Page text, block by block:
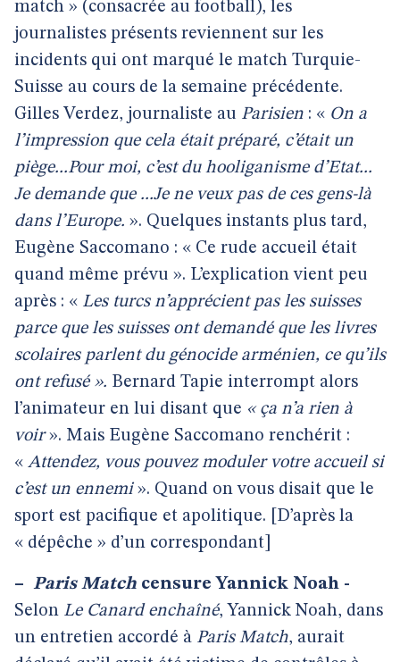
match » (consacrée au football), les
journalistes présents reviennent sur les
incidents qui ont marqué le match Turquie-
Suisse au cours de la semaine précédente.
Gilles Verdez, journaliste au Parisien : « On a
l’impression que cela était préparé, c’était un
piège...Pour moi, c’est du hooliganisme d’Etat...
Je demande que ...Je ne veux pas de ces gens-là
dans l’Europe. ». Quelques instants plus tard,
Eugène Saccomano : « Ce rude accueil était
quand même prévu ». L’explication vient peu
après : « Les turcs n’apprécient pas les suisses
parce que les suisses ont demandé que les livres
scolaires parlent du génocide arménien, ce qu’ils
ont refusé ». Bernard Tapie interrompt alors
l’animateur en lui disant que « ça n’a rien à
voir». Mais Eugène Saccomano renchérit :
« Attendez, vous pouvez moduler votre accueil si
c’est un ennemi». Quand on vous disait que le
sport est pacifique et apolitique. [D’après la
« dépêche » d’un correspondant]
– Paris Match censure Yannick Noah -
Selon Le Canard enchaîné, Yannick Noah, dans
un entretien accordé à Paris Match, aurait